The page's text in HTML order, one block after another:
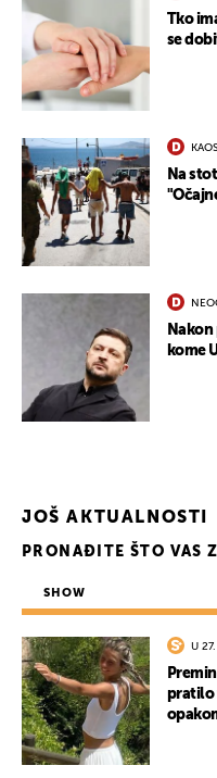
Tko
se
Na
kome
JOŠ AKTUALNOSTI
PRONAĐITE ŠTO VAS
SHOW
U 27.
pratilo